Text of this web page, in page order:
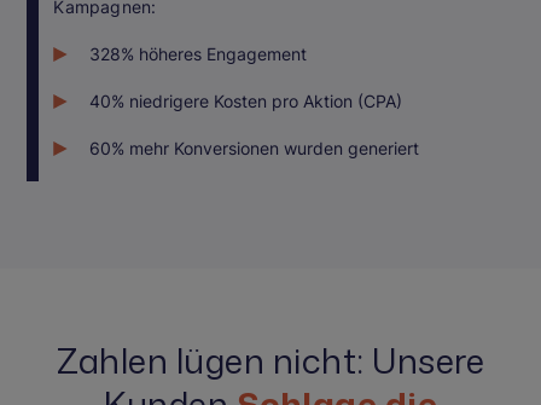
Kampagnen:
328% höheres Engagement
40% niedrigere Kosten pro Aktion (CPA)
60% mehr Konversionen wurden generiert
Zahlen lügen nicht: Unsere